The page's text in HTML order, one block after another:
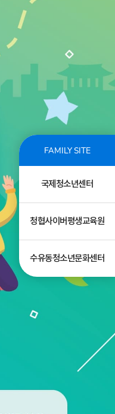
FAMILY SITE
국제청소년센터
청협사이버평생교육원
수유동청소년문화센터